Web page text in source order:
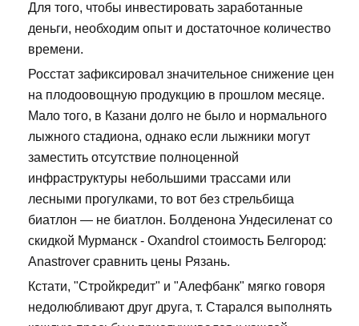
Для того, чтобы инвестировать заработанные
деньги, необходим опыт и достаточное количество
времени.
Росстат зафиксировал значительное снижение цен
на плодоовощную продукцию в прошлом месяце.
Мало того, в Казани долго не было и нормального
лыжного стадиона, однако если лыжники могут
заместить отсутствие полноценной
инфраструктуры небольшими трассами или
лесными прогулками, то вот без стрельбища
биатлон — не биатлон. Болденона Ундесиленат со
скидкой Мурманск - Oxandrol стоимость Белгород:
Anastrover сравнить цены Рязань.
Кстати, "Стройкредит" и "Алефбанк" мягко говоря
недолюбливают друг друга, т. Старался выполнять